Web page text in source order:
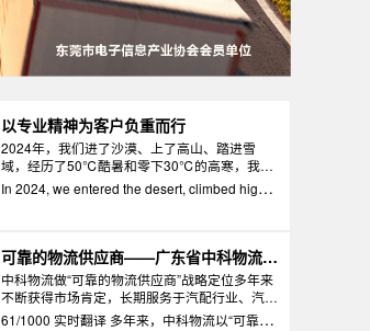
以专业精神为客户负重而行
2024年，我们进了沙漠、上了高山、踏进雪
域，经历了50℃酷暑和零下30℃的高寒，我们
用无比专业的精神载着超重型新能源检测车一次
次圆满完成各种跨区域、跨地形、跨气候转场任
In 2024, we entered the desert, climbed high
xtreme cold of minus 30 ℃
可靠的物流供应商——广东省中科物流有
限公司
中科物流做“可靠的物流供应商”战略定位多年来
不断获得市场肯定，长期服务于汽配行业、汽车
主机厂、电子产品行业以及装备制造行业
61/1000 实时翻译 多年来，中科物流以“可靠的